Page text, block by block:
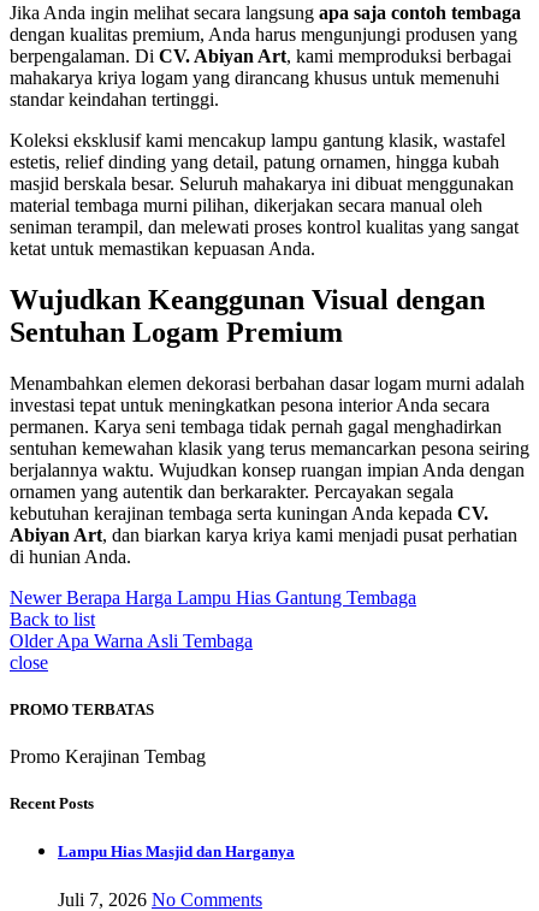
Jika Anda ingin melihat secara langsung apa saja contoh tembaga
dengan kualitas premium, Anda harus mengunjungi produsen yang
berpengalaman. Di CV. Abiyan Art, kami memproduksi berbagai
mahakarya kriya logam yang dirancang khusus untuk memenuhi
standar keindahan tertinggi.
Koleksi eksklusif kami mencakup lampu gantung klasik, wastafel
estetis, relief dinding yang detail, patung ornamen, hingga kubah
masjid berskala besar. Seluruh mahakarya ini dibuat menggunakan
material tembaga murni pilihan, dikerjakan secara manual oleh
seniman terampil, dan melewati proses kontrol kualitas yang sangat
ketat untuk memastikan kepuasan Anda.
Wujudkan Keanggunan Visual dengan
Sentuhan Logam Premium
Menambahkan elemen dekorasi berbahan dasar logam murni adalah
investasi tepat untuk meningkatkan pesona interior Anda secara
permanen. Karya seni tembaga tidak pernah gagal menghadirkan
sentuhan kemewahan klasik yang terus memancarkan pesona seiring
berjalannya waktu. Wujudkan konsep ruangan impian Anda dengan
ornamen yang autentik dan berkarakter. Percayakan segala
kebutuhan kerajinan tembaga serta kuningan Anda kepada CV.
Abiyan Art, dan biarkan karya kriya kami menjadi pusat perhatian
di hunian Anda.
Newer Berapa Harga Lampu Hias Gantung Tembaga
Back to list
Older Apa Warna Asli Tembaga
close
PROMO TERBATAS
Promo Kerajinan Tembag
Recent Posts
Lampu Hias Masjid dan Harganya
Juli 7, 2026 No Comments